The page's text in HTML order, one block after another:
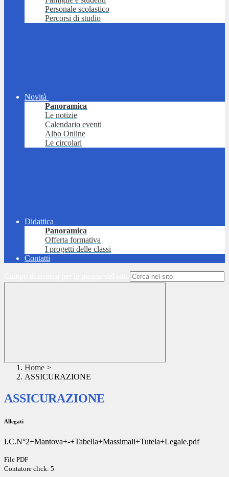
Personale scolastico
Percorsi di studio
Novità
Panoramica
Le notizie
Calendario eventi
Albo Online
Le circolari
Didattica
Panoramica
Offerta formativa
I progetti delle classi
Contatti
Home >
ASSICURAZIONE
ASSICURAZIONE
Allegati
I.C.N°2+Mantova+-+Tabella+Massimali+Tutela+Legale.pdf
File PDF
Contatore click: 5